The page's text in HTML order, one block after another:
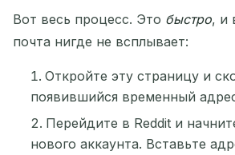
Ожидание входящих
Обновить
Вот весь процесс. Это быстро, и
почта нигде не всплывает:
Откройте эту страницу и
появившийся временный
Перейдите в Reddit и
нового аккаунта. Вставьте